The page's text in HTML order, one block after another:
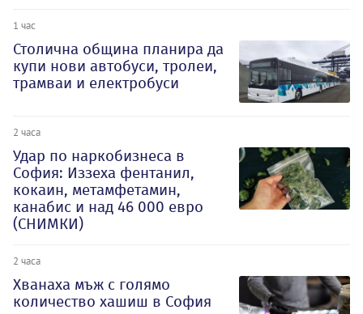
1 час
Столична община планира да
купи нови автобуси, тролеи,
трамваи и електробуси
2 часа
Удар по наркобизнеса в
София: Иззеха фентанил,
кокаин, метамфетамин,
канабис и над 46 000 евро
(СНИМКИ)
2 часа
Хванаха мъж с голямо
количество хашиш в София